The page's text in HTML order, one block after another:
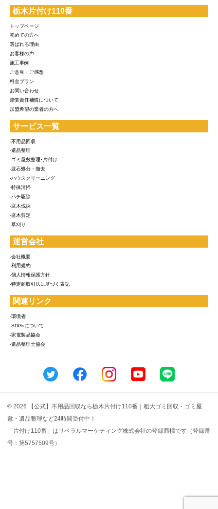
栃木片付け110番
トップページ
初めての方へ
選ばれる理由
お客様の声
施工事例
ご意見・ご感想
料金プラン
お問い合わせ
賠償責任補償について
加盟希望の業者の方へ
サービス一覧
-不用品回収
-遺品整理
-ゴミ屋敷整理･片付け
-庭石処分・撤去
-ハウスクリーニング
-特殊清掃
-ハチ駆除
-庭木伐採
-庭木剪定
-草刈り
運営会社
-会社概要
-利用規約
-個人情報保護方針
-特定商取引法に基づく表記
関連リンク
-環境省
-SDGsについて
-家電製品協会
-遺品整理士協会
© 2026 【公式】不用品回収なら栃木片付け110番｜粗大ゴミ回収・ゴミ屋
敷・遺品整理など24時間受付中！
「片付け110番」はリベラルマーケティング株式会社の登録商標です（登録番
号：第5757509号）